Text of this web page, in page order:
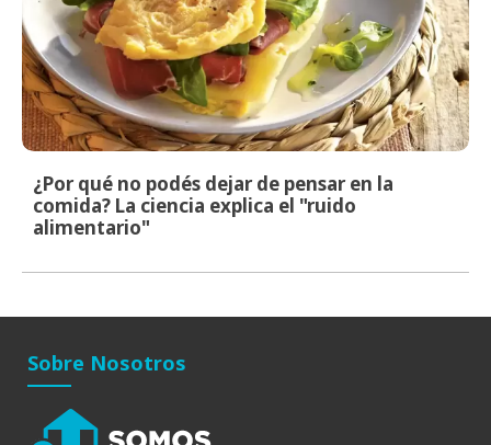
¿Por qué no podés dejar de pensar en la
comida? La ciencia explica el "ruido
alimentario"
Sobre Nosotros